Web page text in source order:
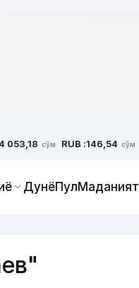
053,18 сўм RUB :146,54 сўм
ДунёПулМаданият